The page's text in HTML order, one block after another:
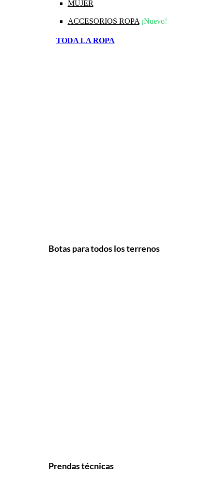
MUJER
ACCESORIOS ROPA ¡Nuevo!
TODA LA ROPA
Botas para todos los terrenos
Prendas técnicas